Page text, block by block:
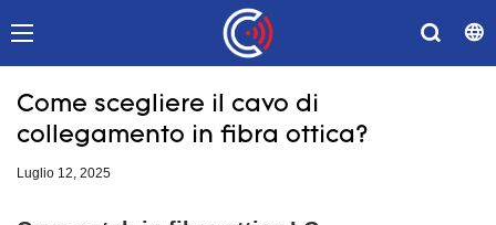
Come scegliere il cavo di
collegamento in fibra ottica?
Luglio 12, 2025